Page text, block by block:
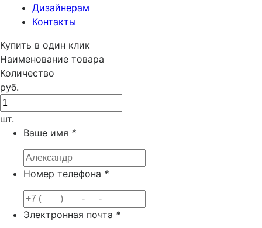
Дизайнерам
Контакты
Купить в один клик
Наименование товара
Количество
руб.
шт.
Ваше имя *
Номер телефона *
Электронная почта *